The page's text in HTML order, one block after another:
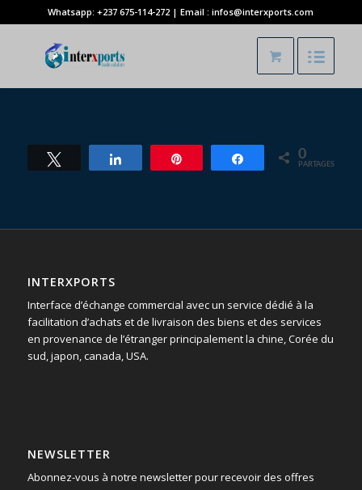
Whatsapp: +237 675-114-272 | Email : infos@interxports.com
Tweetez Partagez Partagez 0
PARTAGES
INTERXPORTS
Interface d’échange commercial avec un service dédié à la
facilitation d’achats et de livraison des biens et des services
en provenance de l’étranger principalement la chine, Corée du
sud, japon, canada, USA.
NEWSLETTER
Abonnez-vous à notre newsletter pour recevoir des offres